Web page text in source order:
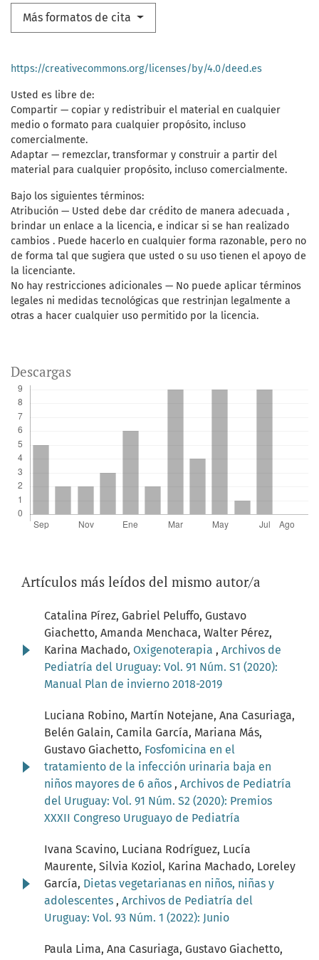
Más formatos de cita
https://creativecommons.org/licenses/by/4.0/deed.es
Usted es libre de:
Compartir — copiar y redistribuir el material en cualquier
medio o formato para cualquier propósito, incluso
comercialmente.
Adaptar — remezclar, transformar y construir a partir del
material para cualquier propósito, incluso comercialmente.
Bajo los siguientes términos:
Atribución — Usted debe dar crédito de manera adecuada ,
brindar un enlace a la licencia, e indicar si se han realizado
cambios . Puede hacerlo en cualquier forma razonable, pero no
de forma tal que sugiera que usted o su uso tienen el apoyo de
la licenciante.
No hay restricciones adicionales — No puede aplicar términos
legales ni medidas tecnológicas que restrinjan legalmente a
otras a hacer cualquier uso permitido por la licencia.
Descargas
Artículos más leídos del mismo autor/a
Catalina Pírez, Gabriel Peluffo, Gustavo
Giachetto, Amanda Menchaca, Walter Pérez,
Karina Machado, Oxigenoterapia , Archivos de
Pediatría del Uruguay: Vol. 91 Núm. S1 (2020):
Manual Plan de invierno 2018-2019
Luciana Robino, Martín Notejane, Ana Casuriaga,
Belén Galain, Camila García, Mariana Más,
Gustavo Giachetto, Fosfomicina en el
tratamiento de la infección urinaria baja en
niños mayores de 6 años , Archivos de Pediatría
del Uruguay: Vol. 91 Núm. S2 (2020): Premios
XXXII Congreso Uruguayo de Pediatría
Ivana Scavino, Luciana Rodríguez, Lucía
Maurente, Silvia Koziol, Karina Machado, Loreley
García, Dietas vegetarianas en niños, niñas y
adolescentes , Archivos de Pediatría del
Uruguay: Vol. 93 Núm. 1 (2022): Junio
Paula Lima, Ana Casuriaga, Gustavo Giachetto,